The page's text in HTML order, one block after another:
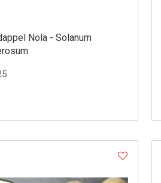
Nola - Solanum